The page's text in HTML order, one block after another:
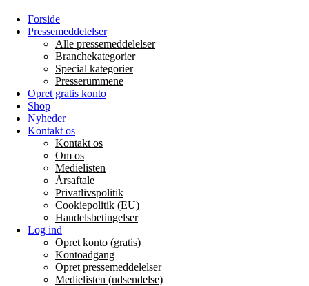
Forside
Pressemeddelelser
Alle pressemeddelelser
Branchekategorier
Special kategorier
Presserummene
Opret gratis konto
Shop
Nyheder
Kontakt os
Kontakt os
Om os
Medielisten
Årsaftale
Privatlivspolitik
Cookiepolitik (EU)
Handelsbetingelser
Log ind
Opret konto (gratis)
Kontoadgang
Opret pressemeddelelser
Medielisten (udsendelse)